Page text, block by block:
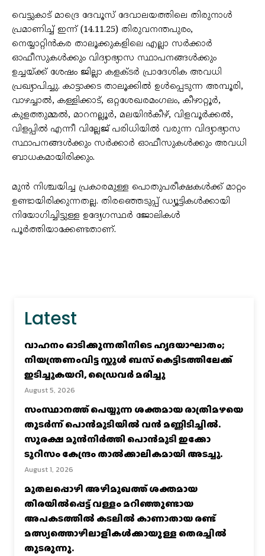
വെട്ടുകാട് മാദ്രെ ദേവൂസ് ദേവാലയത്തിലെ തിരുനാൾ
പ്രമാണിച്ച് ഇന്ന് (14.11.25) തിരുവനന്തപുരം,
നെയ്യാറ്റിൻകര താലൂക്കുകളിലെ എല്ലാ സർക്കാർ
ഓഫീസുകൾക്കും വിദ്യാഭ്യാസ സ്ഥാപനങ്ങൾക്കും
ഉച്ചയ്ക്ക് ശേഷം ജില്ലാ കളക്ടർ പ്രാദേശിക അവധി
പ്രഖ്യാപിച്ചു. കാട്ടാക്കട താലൂക്കിൽ ഉൾപ്പെടുന്ന അമ്പൂരി,
വാഴച്ചാൽ, കള്ളിക്കാട്, ഒറ്റശേഖരമംഗലം, കീഴാറ്റൂർ,
കുളത്തുമ്മൽ, മാറനല്ലൂർ, മലയിൻകീഴ്, വിളവൂർക്കൽ,
വിളപ്പിൽ എന്നീ വില്ലേജ് പരിധിയിൽ വരുന്ന വിദ്യാഭ്യാസ
സ്ഥാപനങ്ങൾക്കും സർക്കാർ ഓഫീസുകൾക്കും അവധി
ബാധകമായിരിക്കും.
മുൻ നിശ്ചയിച്ച പ്രകാരമുള്ള പൊതുപരീക്ഷകൾക്ക് മാറ്റം
ഉണ്ടായിരിക്കുന്നതല്ല. തിരഞ്ഞെടുപ്പ് ഡ്യൂട്ടികൾക്കായി
നിയോഗിച്ചിട്ടുള്ള ഉദ്യേഗസ്ഥർ ജോലികൾ
പൂർത്തിയാക്കേണ്ടതാണ്.
Latest
വാഹനം ഓടിക്കുന്നതിനിടെ ഹൃദയാഘാതം;
നിയന്ത്രണംവിട്ട സ്കൂൾ ബസ് കെട്ടിടത്തിലേക്ക്
ഇടിച്ചുകയറി, ഡ്രൈവർ മരിച്ചു
August 5, 2026
സംസ്ഥാനത്ത് പെയ്യുന്ന ശക്തമായ രാത്രിമഴയെ
തുടർന്ന് പൊൻമുടിയില്‍ വൻ മണ്ണിടിച്ചില്‍.
സുരക്ഷ മുൻനിർത്തി പൊൻമുടി ഇക്കോ
ടൂറിസം കേന്ദ്രം താല്‍ക്കാലികമായി അടച്ചു.
August 1, 2026
മുതലപ്പൊഴി അഴിമുഖത്ത് ശക്തമായ
തിരയിൽപ്പെട്ട് വള്ളം മറിഞ്ഞുണ്ടായ
അപകടത്തിൽ കടലിൽ കാണാതായ രണ്ട്
മത്സ്യത്തൊഴിലാളികൾക്കായുള്ള തെരച്ചിൽ
തുടരുന്നു.